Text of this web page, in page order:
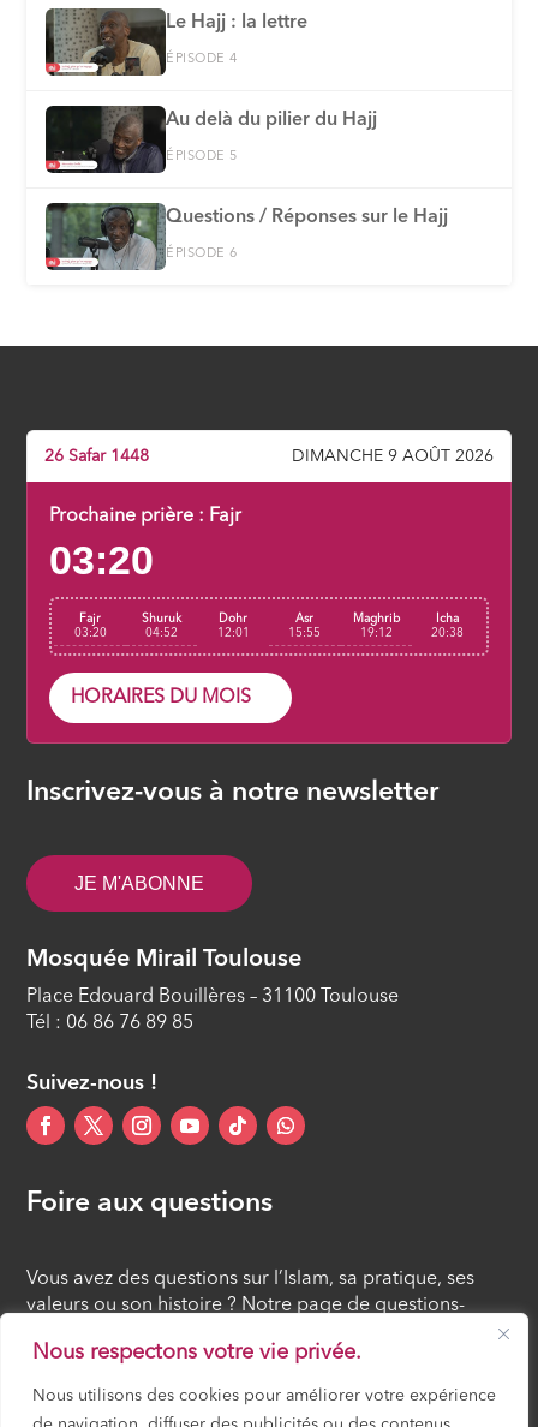
Nous respectons votre vie privée.
Nous utilisons des cookies pour améliorer votre expérience
Le Hajj : la lettre
ÉPISODE 4
Au delà du pilier du Hajj
ÉPISODE 5
Questions / Réponses sur le Hajj
ÉPISODE 6
26 Safar 1448 DIMANCHE 9 AOÛT 2026
Prochaine prière : Fajr
03:20
Fajr
03:20
Shuruk
04:52
Dohr
12:01
Asr
15:55
Maghrib
19:12
Icha
20:38
HORAIRES DU MOIS
Inscrivez-vous à notre newsletter
JE M'ABONNE
Mosquée Mirail Toulouse
Place Edouard Bouillères – 31100 Toulouse
Tél : 06 86 76 89 85
Suivez-nous !
Foire aux questions
Vous avez des questions sur l’Islam, sa pratique, ses
valeurs ou son histoire ? Notre page de questions-
réponses rassemble des réponses claires et accessibles
à tous, croyants ou simples curieux.